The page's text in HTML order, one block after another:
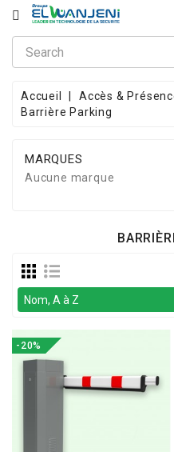
CATÉGORIE
POINT
VENTE
ACCÈS &
PRÉSENCE
CÂBLES &
CORDONS
Accueil Accès &
Barrière Parking
MARQUES
Aucune marque
Nom, A à Z
-20%